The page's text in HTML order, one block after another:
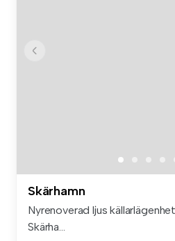
Skärhamn
Nyrenoverad ljus
Skärha...